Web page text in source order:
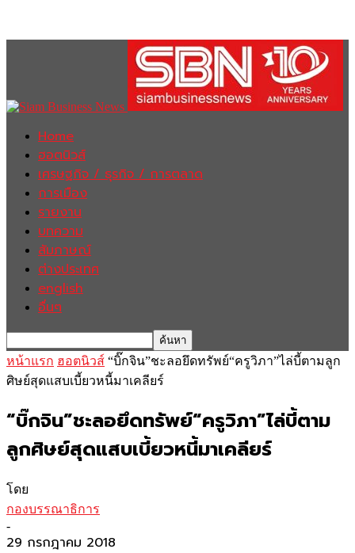
Home
ฮอตนิวส์
เศรษฐกิจ / ธุรกิจ / การตลาด
การเมือง
รายงาน
บทความ
สัมภาษณ์
ต่างประเทศ
english
อื่นๆ
หน้าแรก ฮอตนิวส์ “บิ๊กจิน”ชะลอยึดทรัพย์“ครูวิภา”ไล่บี้ตามลูก
ศิษย์สุดแสบเบี้ยวหนี้มาเคลียร์
“บิ๊กจิน”ชะลอยึดทรัพย์“ครูวิภา”ไล่บี้ตาม
ลูกศิษย์สุดแสบเบี้ยวหนี้มาเคลียร์
โดย
กองบรรณาธิการ
-
29 กรกฎาคม 2018